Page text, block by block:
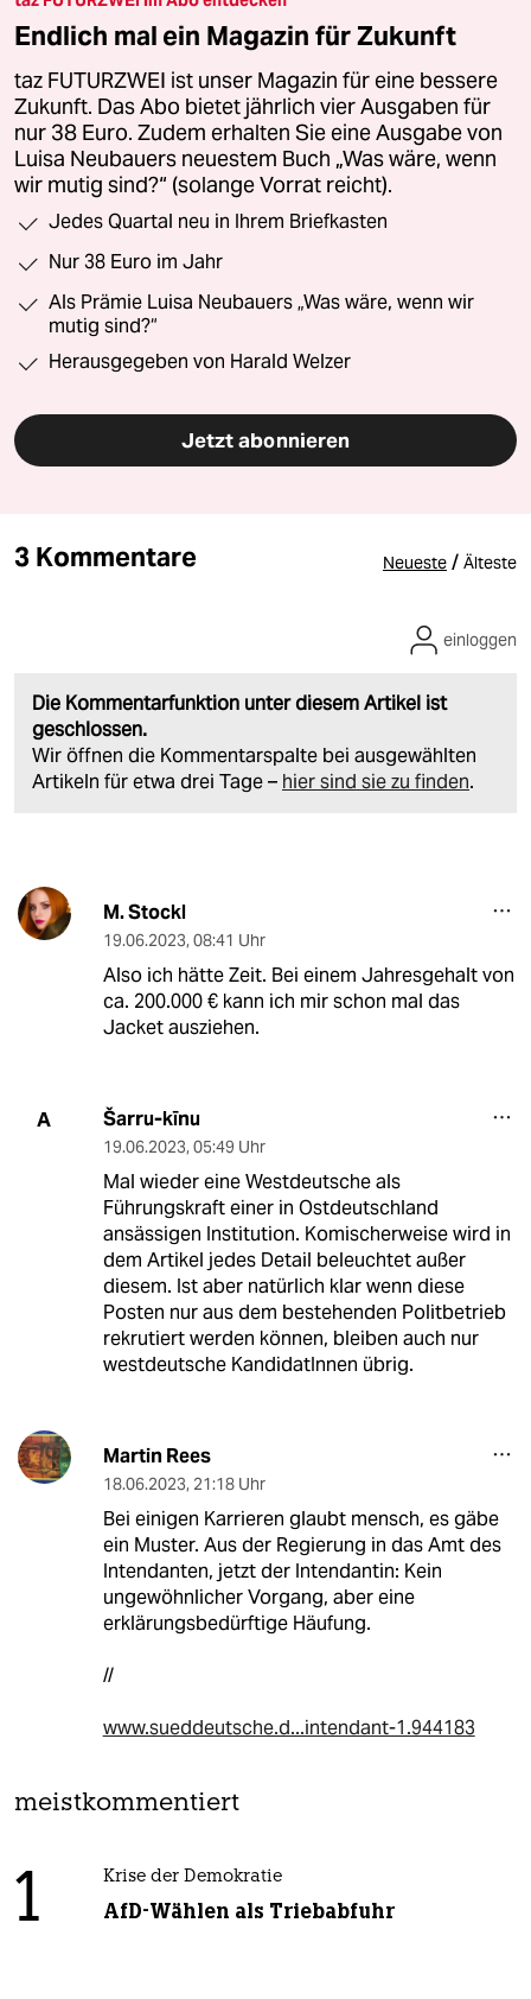
Endlich mal ein Magazin für Zukunft
taz FUTURZWEI ist unser Magazin für eine bessere
Zukunft. Das Abo bietet jährlich vier Ausgaben für
nur 38 Euro. Zudem erhalten Sie eine Ausgabe von
Luisa Neubauers neuestem Buch „Was wäre, wenn
wir mutig sind?“ (solange Vorrat reicht).
Jedes Quartal neu in Ihrem Briefkasten
Nur 38 Euro im Jahr
Als Prämie Luisa Neubauers „Was wäre, wenn wir
mutig sind?“
Herausgegeben von Harald Welzer
Jetzt abonnieren
3 Kommentare Neueste / Älteste
Die Kommentarfunktion unter diesem Artikel ist
geschlossen.
Wir öffnen die Kommentarspalte bei ausgewählten
Artikeln für etwa drei Tage – hier sind sie zu finden.
einloggen
M. Stockl
19.06.2023, 08:41 Uhr
Also ich hätte Zeit. Bei einem Jahresgehalt von
ca. 200.000 € kann ich mir schon mal das
Jacket ausziehen.
A Šarru-kīnu
19.06.2023, 05:49 Uhr
Mal wieder eine Westdeutsche als
Führungskraft einer in Ostdeutschland
ansässigen Institution. Komischerweise wird in
dem Artikel jedes Detail beleuchtet außer
diesem. Ist aber natürlich klar wenn diese
Posten nur aus dem bestehenden Politbetrieb
rekrutiert werden können, bleiben auch nur
westdeutsche KandidatInnen übrig.
Martin Rees
18.06.2023, 21:18 Uhr
Bei einigen Karrieren glaubt mensch, es gäbe
ein Muster. Aus der Regierung in das Amt des
Intendanten, jetzt der Intendantin: Kein
ungewöhnlicher Vorgang, aber eine
erklärungsbedürftige Häufung.
//
www.sueddeutsche.d...intendant-1.944183
meistkommentiert
1 Krise der Demokratie
AfD-Wählen als Triebabfuhr